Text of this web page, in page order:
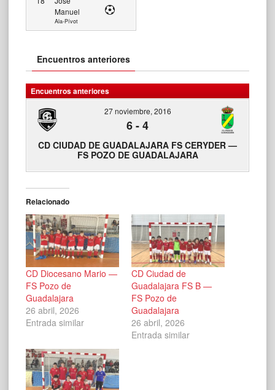
Manuel
Ala-Pívot
Encuentros anteriores
Encuentros anteriores
27 noviembre, 2016
6-4
CD CIUDAD DE GUADALAJARA FS CERYDER —
FS POZO DE GUADALAJARA
Relacionado
CD Diocesano Mario —
FS Pozo de
Guadalajara
26 abril, 2026
Entrada similar
CD Ciudad de
Guadalajara FS B —
FS Pozo de
Guadalajara
26 abril, 2026
Entrada similar